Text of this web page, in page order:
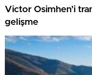
Victor Osimhen’i
gelişme